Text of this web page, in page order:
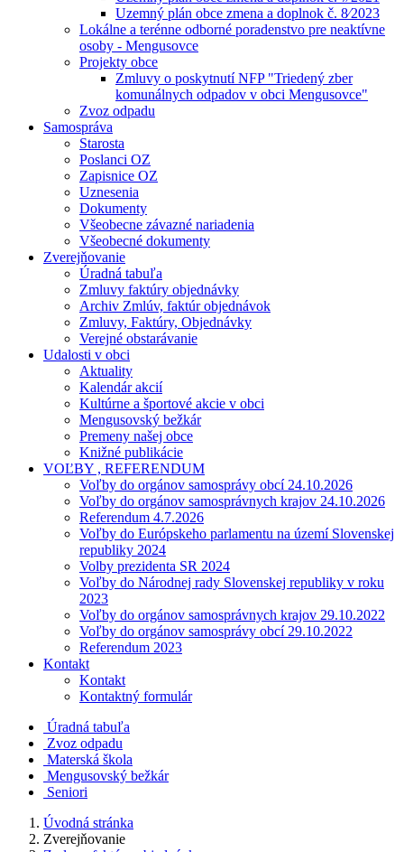
Uzemný plán obce zmena a doplnok č. 8⁄2023
Lokálne a terénne odborné poradenstvo pre neaktívne
osoby - Mengusovce
Projekty obce
Zmluvy o poskytnutí NFP "Triedený zber
komunálnych odpadov v obci Mengusovce"
Zvoz odpadu
Samospráva
Starosta
Poslanci OZ
Zapisnice OZ
Uznesenia
Dokumenty
Všeobecne závazné nariadenia
Všeobecné dokumenty
Zverejňovanie
Úradná tabuľa
Zmluvy faktúry objednávky
Archiv Zmlúv, faktúr objednávok
Zmluvy, Faktúry, Objednávky
Verejné obstarávanie
Udalosti v obci
Aktuality
Kalendár akcií
Kultúrne a športové akcie v obci
Mengusovský bežkár
Premeny našej obce
Knižné publikácie
VOĽBY , REFERENDUM
Voľby do orgánov samosprávy obcí 24.10.2026
Voľby do orgánov samosprávnych krajov 24.10.2026
Referendum 4.7.2026
Voľby do Európskeho parlamentu na území Slovenskej
republiky 2024
Volby prezidenta SR 2024
Voľby do Národnej rady Slovenskej republiky v roku
2023
Voľby do orgánov samosprávnych krajov 29.10.2022
Voľby do orgánov samosprávy obcí 29.10.2022
Referendum 2023
Kontakt
Kontakt
Kontaktný formulár
Úradná tabuľa
Zvoz odpadu
Materská škola
Mengusovský bežkár
Seniori
Úvodná stránka
Zverejňovanie